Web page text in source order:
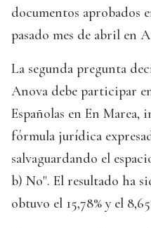
documentos aprobados
pasado mes de abril en
La segunda pregunta
Anova debe participar
Españolas en En Marea,
fórmula jurídica
salvaguardando el
b) No". El resultado ha
obtuvo el 15,78% y el